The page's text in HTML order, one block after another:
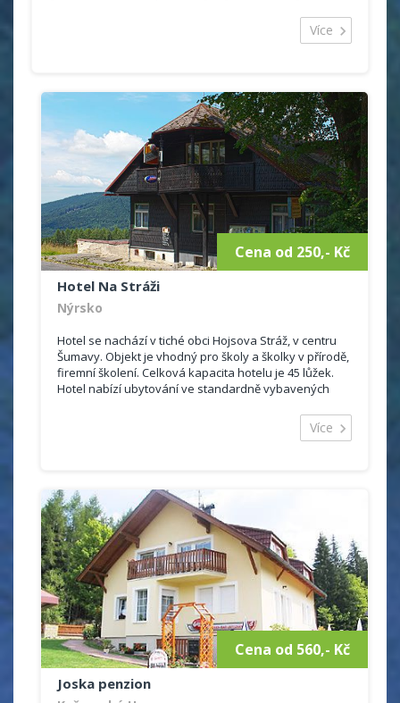
Více
Cena od 250,- Kč
Hotel Na Stráži
Nýrsko
Hotel se nachází v tiché obci Hojsova Stráž, v centru
Šumavy. Objekt je vhodný pro školy a školky v přírodě,
firemní školení. Celková kapacita hotelu je 45 lůžek.
Hotel nabízí ubytování ve standardně vybavených
Více
Cena od 560,- Kč
Joska penzion